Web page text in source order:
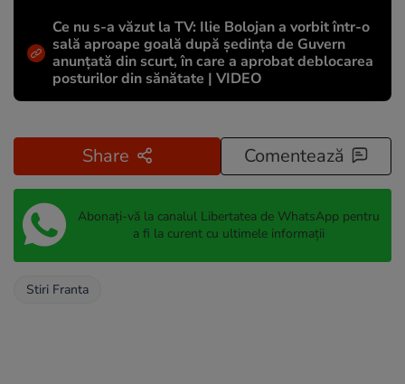
Ce nu s-a văzut la TV: Ilie Bolojan a vorbit într-o
sală aproape goală după ședința de Guvern
anunțată din scurt, în care a aprobat deblocarea
posturilor din sănătate | VIDEO
Share Comentează
Abonați-vă la canalul Libertatea de WhatsApp pentru
a fi la curent cu ultimele informații
Stiri Franta